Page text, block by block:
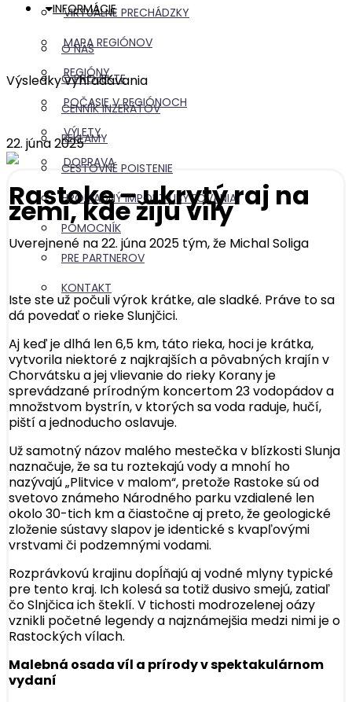
VIRTUÁLNE PRECHÁDZKY
MAPA REGIÓNOV
REGIÓNY
POČASIE V REGIÓNOCH
VÝLETY
DOPRAVA
INFORMÁCIE
O NÁS
O PROJEKTE
CENNÍK INZERÁTOV
REKLAMY
CESTOVNÉ POISTENIE
HROMADNÝ IMPORT UBYTOVANIA
POMOCNÍK
PRE PARTNEROV
KONTAKT
Výsledky vyhľadávania
22. júna 2025
Rastoke – ukrytý raj na
zemi, kde žijú víly
Uverejnené na 22. júna 2025 tým, že Michal Soliga
Iste ste už počuli výrok krátke, ale sladké. Práve to sa
dá povedať o rieke Slunjčici.
Aj keď je dlhá len 6,5 km, táto rieka, hoci je krátka,
vytvorila niektoré z najkrajších a pôvabných krajín v
Chorvátsku a jej vlievanie do rieky Korany je
sprevádzané prírodným koncertom 23 vodopádov a
množstvom bystrín, v ktorých sa voda raduje, hučí,
piští a jednoducho oslavuje.
Už samotný názov malého mestečka v blízkosti Slunja
naznačuje, že sa tu roztekajú vody a mnohí ho
nazývajú „Plitvice v malom“, pretože Rastoke sú od
svetovo známeho Národného parku vzdialené len
okolo 30-tich km a čiastočne aj preto, že geologické
zloženie sústavy slapov je identické s kvapľovými
vrstvami či podzemnými vodami.
Rozprávkovú krajinu dopĺňajú aj vodné mlyny typické
pre tento kraj. Ich kolesá sa totiž dusivo smejú, zatiaľ
čo Slnjčica ich šteklí. V tichosti modrozelenej oázy
vznikli početné legendy a najznámejšia medzi nimi je o
Rastockých vílach.
Malebná osada víl a prírody v spektakulárnom
vydaní